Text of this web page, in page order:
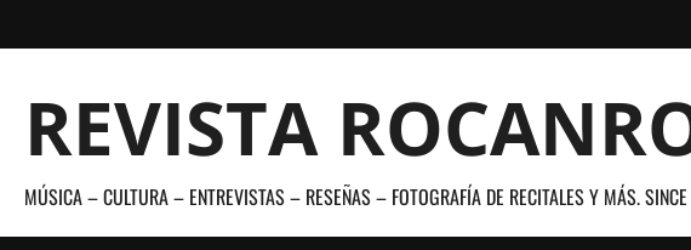
al
REVISTA
MÚSICA – CULTURA – ENTREVISTAS – RESEÑAS – FOTOGRAFÍA DE RECITALES Y MÁS.